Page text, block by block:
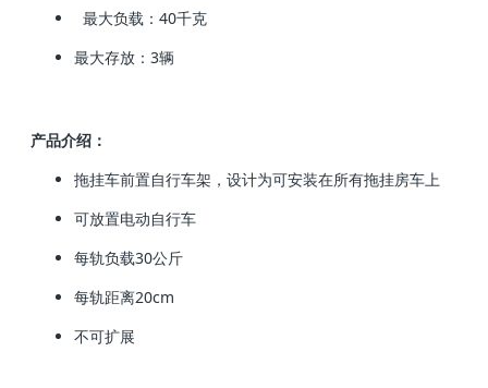
最大负载：40千克
最大存放：3辆
产品介绍：
拖挂车前置自行车架，设计为可安装在所有拖挂房车上
可放置电动自行车
每轨负载30公斤
每轨距离20cm
不可扩展